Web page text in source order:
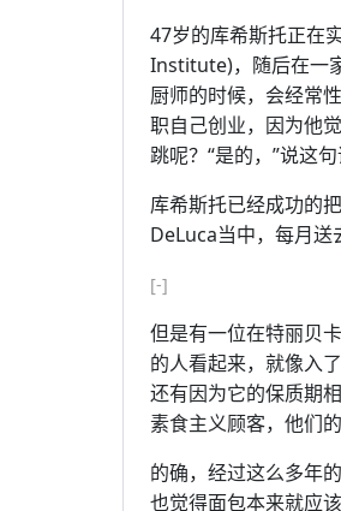
47岁的库希斯托正在
Institute)，随后在一
厨师的时候，会经常
职自己创业，因为他
跳呢？“是的，”说这
库希斯托已经成功的
DeLuca当中，每月送
[-]
但是有一位在特丽贝
的人看起来，就像入
还有因为它的保质期
素食主义顾客，他们
的确，经过这么多年
也觉得面包本来就应